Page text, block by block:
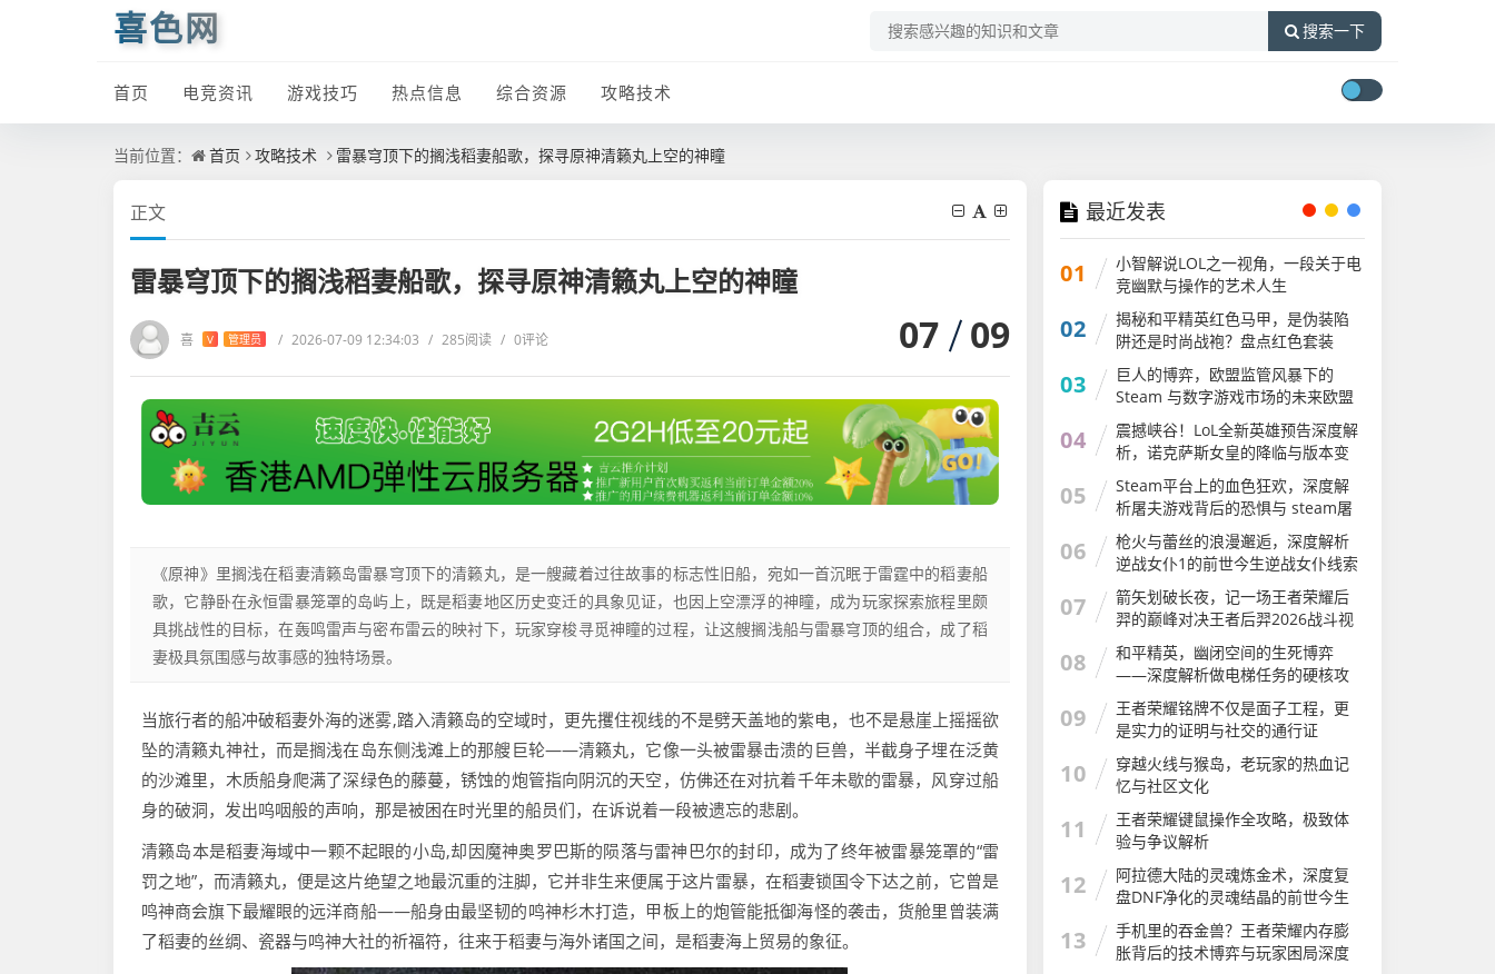
喜色网 搜索一下
首页 电竞资讯 游戏技巧 热点信息 综合资源 攻略技术
当前位置： 首页 攻略技术 雷暴穹顶下的搁浅稻妻船歌，探寻原神清籁丸上空的神瞳
正文
雷暴穹顶下的搁浅稻妻船歌，探寻原神清籁丸上空的神瞳
喜 V 管理员 / 2026-07-09 12:34:03 / 285阅读 / 0评论 07 09
《原神》里搁浅在稻妻清籁岛雷暴穹顶下的清籁丸，是一艘藏着过往故事的标志性旧船，宛如一首沉眠于雷霆中的稻妻船
歌，它静卧在永恒雷暴笼罩的岛屿上，既是稻妻地区历史变迁的具象见证，也因上空漂浮的神瞳，成为玩家探索旅程里颇
具挑战性的目标，在轰鸣雷声与密布雷云的映衬下，玩家穿梭寻觅神瞳的过程，让这艘搁浅船与雷暴穹顶的组合，成了稻
妻极具氛围感与故事感的独特场景。
当旅行者的船冲破稻妻外海的迷雾,踏入清籁岛的空域时，更先攫住视线的不是劈天盖地的紫电，也不是悬崖上摇摇欲
坠的清籁丸神社，而是搁浅在岛东侧浅滩上的那艘巨轮——清籁丸，它像一头被雷暴击溃的巨兽，半截身子埋在泛黄
的沙滩里，木质船身爬满了深绿色的藤蔓，锈蚀的炮管指向阴沉的天空，仿佛还在对抗着千年未歇的雷暴，风穿过船
身的破洞，发出呜咽般的声响，那是被困在时光里的船员们，在诉说着一段被遗忘的悲剧。
清籁岛本是稻妻海域中一颗不起眼的小岛,却因魔神奥罗巴斯的陨落与雷神巴尔的封印，成为了终年被雷暴笼罩的“雷
罚之地”，而清籁丸，便是这片绝望之地最沉重的注脚，它并非生来便属于这片雷暴，在稻妻锁国令下达之前，它曾是
鸣神商会旗下最耀眼的远洋商船——船身由最坚韧的鸣神杉木打造，甲板上的炮管能抵御海怪的袭击，货舱里曾装满
了稻妻的丝绸、瓷器与鸣神大社的祈福符，往来于稻妻与海外诸国之间，是稻妻海上贸易的象征。
最近发表
01
小智解说LOL之一视角，一段关于电
竞幽默与操作的艺术人生
02
揭秘和平精英红色马甲，是伪装陷
阱还是时尚战袍？盘点红色套装
03
巨人的博弈，欧盟监管风暴下的
Steam 与数字游戏市场的未来欧盟
stem教育战略计划
04
震撼峡谷！LoL全新英雄预告深度解
析，诺克萨斯女皇的降临与版本变
革lol全新英雄预告在哪看
05
Steam平台上的血色狂欢，深度解
析屠夫游戏背后的恐惧与 steam屠
夫游戏
06
枪火与蕾丝的浪漫邂逅，深度解析
逆战女仆1的前世今生逆战女仆线索
还可以刷吗
07
箭矢划破长夜，记一场王者荣耀后
羿的巅峰对决王者后羿2026战斗视
频
08
和平精英，幽闭空间的生死博弈
——深度解析做电梯任务的硬核攻
略与心跳时刻和平精英做电梯任务
怎么做
09
王者荣耀铭牌不仅是面子工程，更
是实力的证明与社交的通行证
10
穿越火线与猴岛，老玩家的热血记
忆与社区文化
11
王者荣耀键鼠操作全攻略，极致体
验与争议解析
12
阿拉德大陆的灵魂炼金术，深度复
盘DNF净化的灵魂结晶的前世今生
与用途
13
手机里的吞金兽？王者荣耀内存膨
胀背后的技术博弈与玩家困局深度